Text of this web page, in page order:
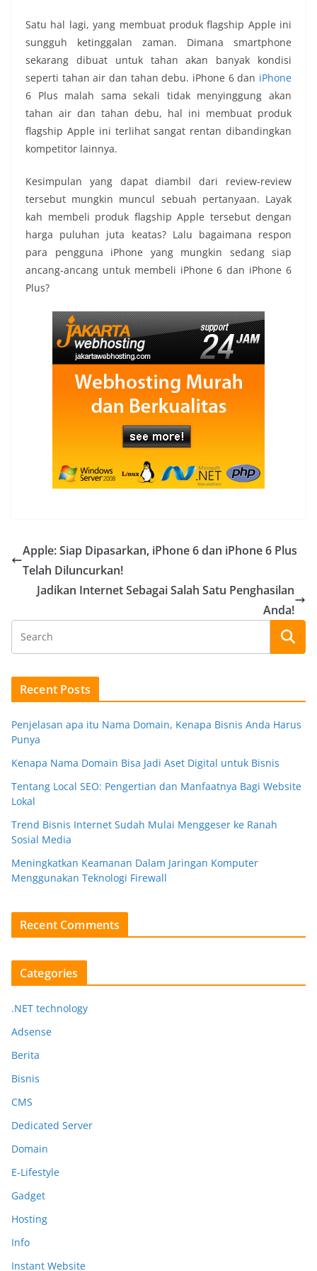
Satu hal lagi, yang membuat produk flagship Apple ini
sungguh ketinggalan zaman. Dimana smartphone
sekarang dibuat untuk tahan akan banyak kondisi
seperti tahan air dan tahan debu. iPhone 6 dan iPhone
6 Plus malah sama sekali tidak menyinggung akan
tahan air dan tahan debu, hal ini membuat produk
flagship Apple ini terlihat sangat rentan dibandingkan
kompetitor lainnya.
Kesimpulan yang dapat diambil dari review-review
tersebut mungkin muncul sebuah pertanyaan. Layak
kah membeli produk flagship Apple tersebut dengan
harga puluhan juta keatas? Lalu bagaimana respon
para pengguna iPhone yang mungkin sedang siap
ancang-ancang untuk membeli iPhone 6 dan iPhone 6
Plus?
Apple: Siap Dipasarkan, iPhone 6 dan iPhone 6 Plus
Telah Diluncurkan!
Jadikan Internet Sebagai Salah Satu Penghasilan
Anda!
Recent Posts
Penjelasan apa itu Nama Domain, Kenapa Bisnis Anda Harus
Punya
Kenapa Nama Domain Bisa Jadi Aset Digital untuk Bisnis
Tentang Local SEO: Pengertian dan Manfaatnya Bagi Website
Lokal
Trend Bisnis Internet Sudah Mulai Menggeser ke Ranah
Sosial Media
Meningkatkan Keamanan Dalam Jaringan Komputer
Menggunakan Teknologi Firewall
Recent Comments
Categories
.NET technology
Adsense
Berita
Bisnis
CMS
Dedicated Server
Domain
E-Lifestyle
Gadget
Hosting
Info
Instant Website